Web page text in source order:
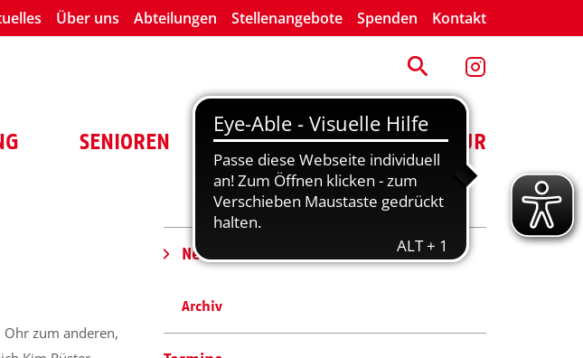
Über uns Abteilungen Stellenangebote Spenden Kontakt
SENIOREN ENGAGEMENT KULTUR
Ohr zum anderen,
News
Archiv